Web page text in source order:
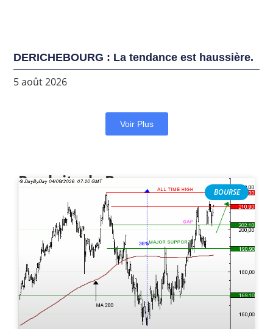
DERICHEBOURG : La tendance est haussière.
5 août 2026
Voir Plus
Produits de Bourse
BOURSE